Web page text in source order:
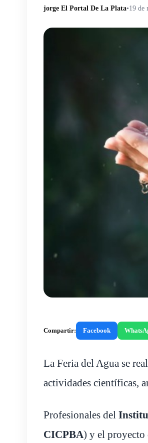
jorge El Portal De La Plata•19 de
Compartir: Facebook
La Feria del Agua se
actividades científicas,
Profesionales del
CICPBA) y el